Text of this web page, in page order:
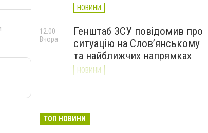
НОВИНИ
Генштаб ЗСУ повідомив про
ситуацію на Слов’янському
та найближчих напрямках
НОВИНИ
12:00
Вчора
великої війни: 7 серпня
ТОП НОВИНИ